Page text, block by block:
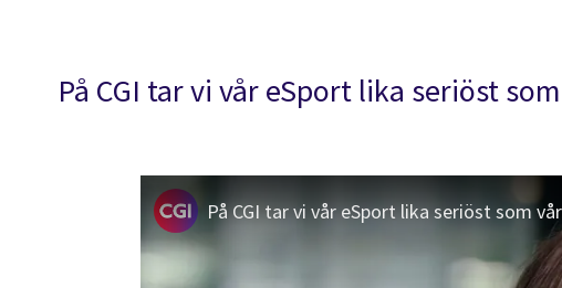
På CGI tar vi vår eSport lika seriöst
På CGI tar vi vår eSport lika seriöst som